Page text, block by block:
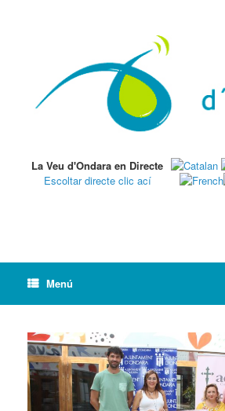
La Veu d'Ondara en Directe
Escoltar directe clic ací
Menú